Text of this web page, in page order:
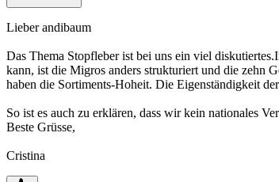
Lieber andibaum
Das Thema Stopfleber ist bei uns ein viel
kann, ist die Migros anders strukturiert und die zehn
haben die Sortiments-Hoheit. Die Eigenständigkeit
So ist es auch zu erklären, dass wir kein nationales
Beste Grüsse,
Cristina